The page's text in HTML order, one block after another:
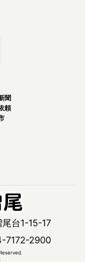
聞
頼
台1-15-17
7172-2900